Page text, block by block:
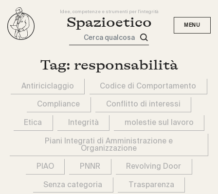
Idee, competenze e strumenti per l'integrità
Spazioetico
Cerca qualcosa
Tag: responsabilità
Antiriciclaggio Codice di Comportamento
Compliance Conflitto di interessi
Etica Integrità molestie sul lavoro
Piani Integrati di Amministrazione e
Organizzazione
PIAO PNNR Revolving Door
Senza categoria Trasparenza